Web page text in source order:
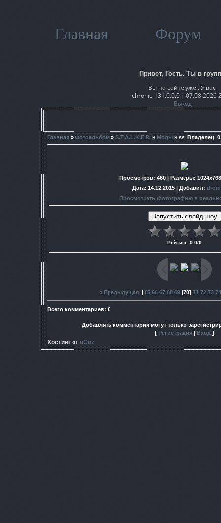
Главная Форум
Привет, Гость. Ты в
Вы на сайте уже . У вас
chrome 131.0.0.0 | 07.08.2026
Выход
Главная » Фотоальбом » S.T.A.L.K.E.R. » Моды »
Просмотров: 460 | Размеры:
Дата: 14.12.2015 | Добавил:
Просмотреть фотографию в
Рейтинг: 0.0/0
« Предыдущая| 65 66 67 68 69[70] 71 72 73 74
Всего комментариев: 0
Добавлять комментарии могут только
[ Регистрация Вход ]
Хостинг от uCoz